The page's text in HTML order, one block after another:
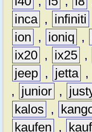
inca , infiniti
ion
, ioniq ,
ix20 , ix25 ,
jeep , jetta ,
,
junior ,
kalos
,
kaufen
,